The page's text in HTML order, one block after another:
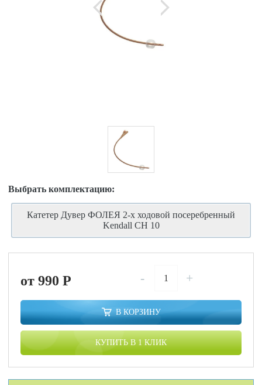
Выбрать комплектацию:
Катетер Дувер ФОЛЕЯ 2-х ходовой посеребренный
Kendall CH 10
от 990P - +
В КОРЗИНУ
КУПИТЬ В 1 КЛИК